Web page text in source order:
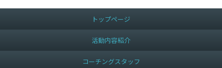
トップページ
活動内容紹介
コーチングスタッフ